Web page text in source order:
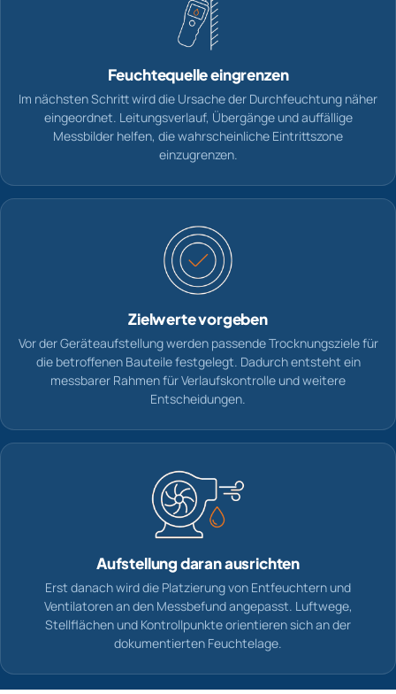
Feuchtequelle eingrenzen
Im nächsten Schritt wird die Ursache der Durchfeuchtung näher
eingeordnet. Leitungsverlauf, Übergänge und auffällige
Messbilder helfen, die wahrscheinliche Eintrittszone
einzugrenzen.
Zielwerte vorgeben
Vor der Geräteaufstellung werden passende Trocknungsziele für
die betroffenen Bauteile festgelegt. Dadurch entsteht ein
messbarer Rahmen für Verlaufskontrolle und weitere
Entscheidungen.
Aufstellung daran ausrichten
Erst danach wird die Platzierung von Entfeuchtern und
Ventilatoren an den Messbefund angepasst. Luftwege,
Stellflächen und Kontrollpunkte orientieren sich an der
dokumentierten Feuchtelage.